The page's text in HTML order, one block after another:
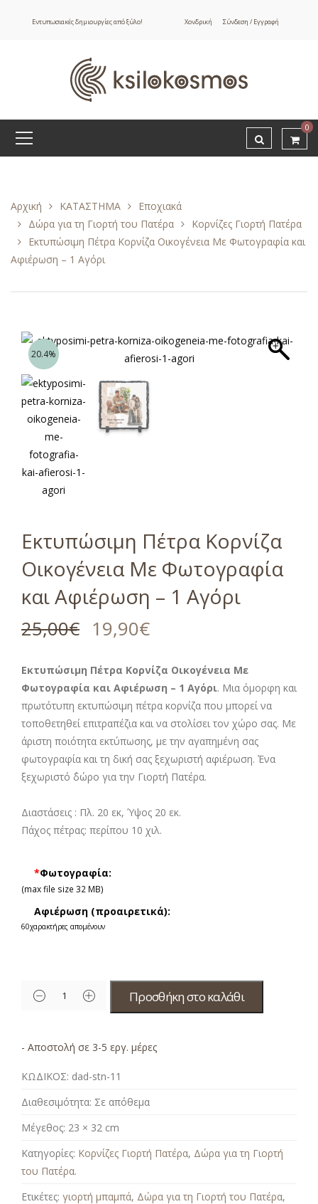
Εντυπωσιακές δημιουργίες από ξύλο! Χονδρική Σύνδεση / Εγγραφή
0
Αρχική ΚΑΤΑΣΤΗΜΑ
Εποχιακά
Δώρα για τη Γιορτή του Πατέρα
Κορνίζες Γιορτή Πατέρα
Εκτυπώσιμη Πέτρα Κορνίζα Οικογένεια Με Φωτογραφία και
Αφιέρωση – 1 Αγόρι
20.4%
Εκτυπώσιμη Πέτρα Κορνίζα
Οικογένεια Με Φωτογραφία
και Αφιέρωση – 1 Αγόρι
25,00€ 19,90€
Εκτυπώσιμη Πέτρα Κορνίζα Οικογένεια Με
Φωτογραφία και Αφιέρωση – 1 Αγόρι. Μια όμορφη και
πρωτότυπη εκτυπώσιμη πέτρα κορνίζα που μπορεί να
τοποθετηθεί επιτραπέζια και να στολίσει τον χώρο σας. Με
άριστη ποιότητα εκτύπωσης, με την αγαπημένη σας
φωτογραφία και τη δική σας ξεχωριστή αφιέρωση. Ένα
ξεχωριστό ΄δώρο για την Γιορτή Πατέρα.
Διαστάσεις : Πλ. 20 εκ, Ύψος 20 εκ.
Πάχος πέτρας: περίπου 10 χιλ.
*Φωτογραφία:
(max file size 32 MB)
Αφιέρωση (προαιρετικά):
60χαρακτήρες απομένουν
Προσθήκη στο καλάθι
- Αποστολή σε 3-5 εργ. μέρες
ΚΩΔΙΚΟΣ: dad-stn-11
Διαθεσιμότητα: Σε απόθεμα
Μέγεθος: 23 × 32 cm
Κατηγορίες: Κορνίζες Γιορτή Πατέρα, Δώρα για τη Γιορτή
του Πατέρα.
Ετικέτες: γιορτή μπαμπά, Δώρα για τη Γιορτή του Πατέρα,